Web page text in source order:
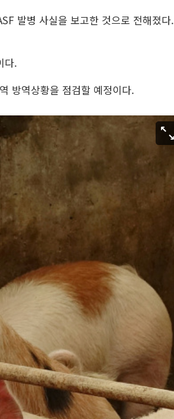
발병 사실을 보고한 것으로 전해졌다.
다.
방역상황을 점검할 예정이다.